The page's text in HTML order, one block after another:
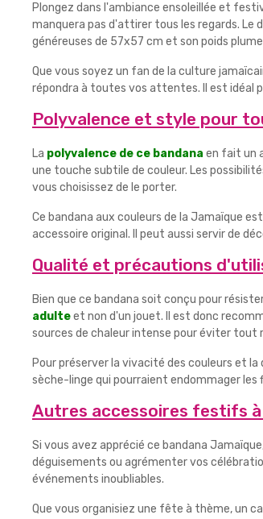
Plongez dans l'ambiance ensoleillée et
manquera pas d'attirer tous les regards.
généreuses de 57x57 cm et son poids
Que vous soyez un fan de la culture
répondra à toutes vos attentes. Il est idéal
Polyvalence et style pour
La polyvalence de ce bandana en fait un
une touche subtile de couleur. Les
vous choisissez de le porter.
Ce bandana aux couleurs de la Jamaïque
accessoire original. Il peut aussi servir de
Qualité et précautions
Bien que ce bandana soit conçu pour
adulteet non d'un jouet. Il est donc
sources de chaleur intense pour éviter tout
Pour préserver la vivacité des couleurs et
sèche-linge qui pourraient endommager les
Autres accessoires festifs
Si vous avez apprécié ce bandana
déguisements ou agrémenter vos
événements inoubliables.
Que vous organisiez une fête à thème, un